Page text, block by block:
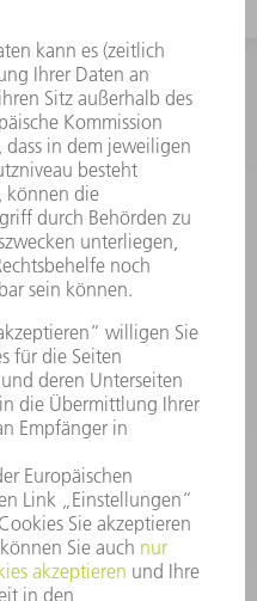
Fragen
Werkzeugmaschinen
33222
17:30 Uhr
Service App Mo - Fr:
- 12:00 Uhr
Lasertechnik
37444
18:00 Uhr
07:30 - 17:30 Uhr